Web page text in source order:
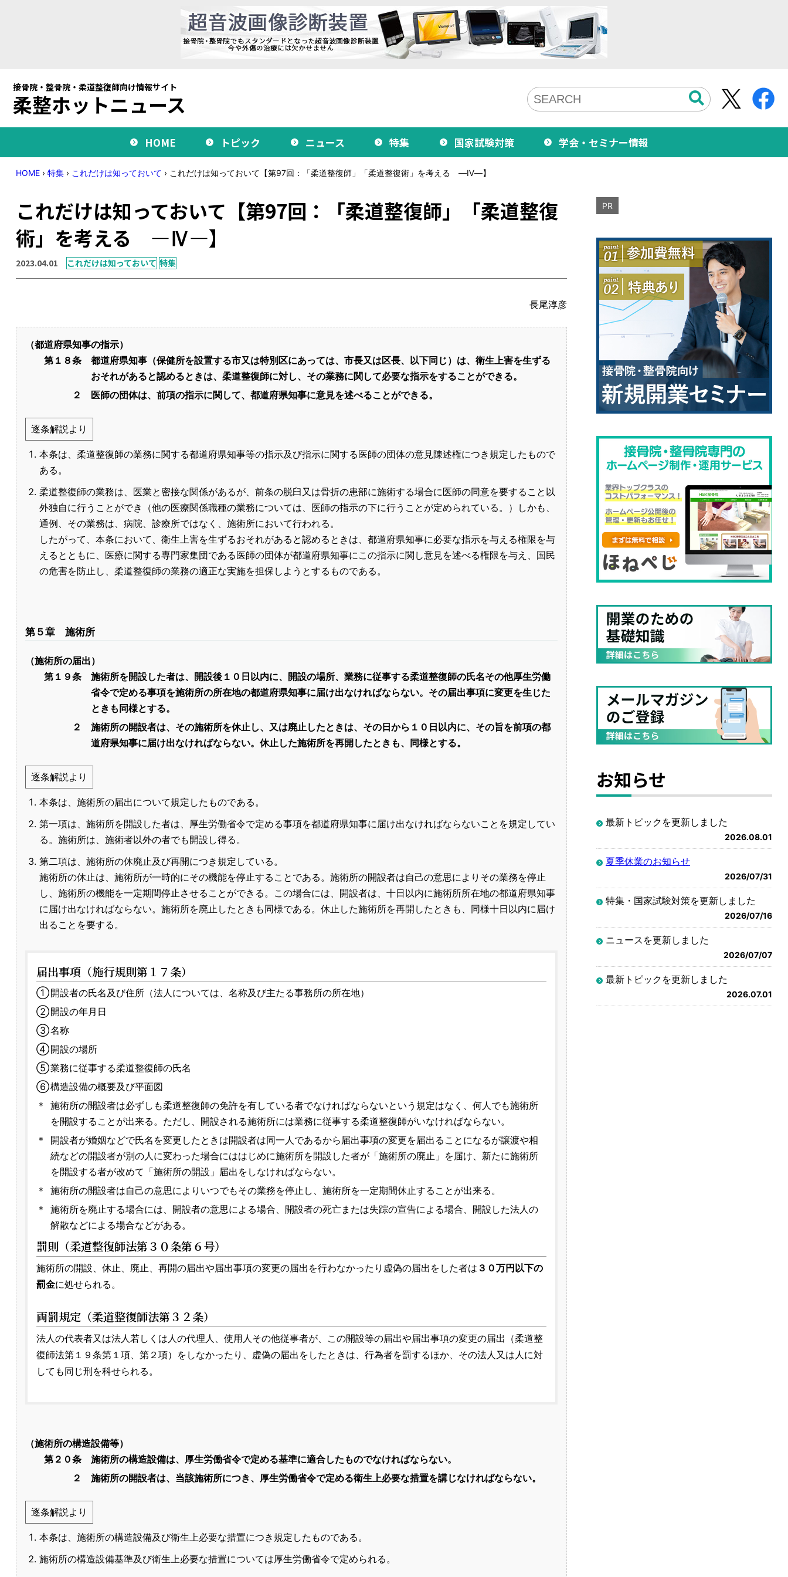
接骨院・整骨院・柔道整復師向け情報サイト
柔整ホットニュース
HOME トピック ニュース 特集 国家試験対策 学会・セミナー情報
HOME › 特集 › これだけは知っておいて › これだけは知っておいて【第97回：「柔道整復師」「柔道整復術」を考える ―Ⅳ―】
これだけは知っておいて【第97回：「柔道整復師」「柔道整復
術」を考える ―Ⅳ―】
2023.04.01 これだけは知っておいて 特集
長尾淳彦
（都道府県知事の指示）
第１８条
都道府県知事（保健所を設置する市又は特別区にあっては、市長又は区長、以下同じ）は、衛生上害を生ずる
おそれがあると認めるときは、柔道整復師に対し、その業務に関して必要な指示をすることができる。
２
医師の団体は、前項の指示に関して、都道府県知事に意見を述べることができる。
逐条解説より
本条は、柔道整復師の業務に関する都道府県知事等の指示及び指示に関する医師の団体の意見陳述権につき規定したもので
ある。
柔道整復師の業務は、医業と密接な関係があるが、前条の脱臼又は骨折の患部に施術する場合に医師の同意を要すること以
外独自に行うことができ（他の医療関係職種の業務については、医師の指示の下に行うことが定められている。）しかも、
通例、その業務は、病院、診療所ではなく、施術所において行われる。
したがって、本条において、衛生上害を生ずるおそれがあると認めるときは、都道府県知事に必要な指示を与える権限を与
えるとともに、医療に関する専門家集団である医師の団体が都道府県知事にこの指示に関し意見を述べる権限を与え、国民
の危害を防止し、柔道整復師の業務の適正な実施を担保しようとするものである。
第５章 施術所
（施術所の届出）
第１９条
施術所を開設した者は、開設後１０日以内に、開設の場所、業務に従事する柔道整復師の氏名その他厚生労働
省令で定める事項を施術所の所在地の都道府県知事に届け出なければならない。その届出事項に変更を生じた
ときも同様とする。
２
施術所の開設者は、その施術所を休止し、又は廃止したときは、その日から１０日以内に、その旨を前項の都
道府県知事に届け出なければならない。休止した施術所を再開したときも、同様とする。
逐条解説より
本条は、施術所の届出について規定したものである。
第一項は、施術所を開設した者は、厚生労働省令で定める事項を都道府県知事に届け出なければならないことを規定してい
る。施術所は、施術者以外の者でも開設し得る。
第二項は、施術所の休廃止及び再開につき規定している。
施術所の休止は、施術所が一時的にその機能を停止することである。施術所の開設者は自己の意思によりその業務を停止
し、施術所の機能を一定期間停止させることができる。この場合には、開設者は、十日以内に施術所所在地の都道府県知事
に届け出なければならない。施術所を廃止したときも同様である。休止した施術所を再開したときも、同様十日以内に届け
出ることを要する。
届出事項（施行規則第１７条）
①開設者の氏名及び住所（法人については、名称及び主たる事務所の所在地）
②開設の年月日
③名称
④開設の場所
⑤業務に従事する柔道整復師の氏名
⑥構造設備の概要及び平面図
＊
施術所の開設者は必ずしも柔道整復師の免許を有している者でなければならないという規定はなく、何人でも施術所
を開設することが出来る。ただし、開設される施術所には業務に従事する柔道整復師がいなければならない。
＊
開設者が婚姻などで氏名を変更したときは開設者は同一人であるから届出事項の変更を届出ることになるが譲渡や相
続などの開設者が別の人に変わった場合にははじめに施術所を開設した者が「施術所の廃止」を届け、新たに施術所
を開設する者が改めて「施術所の開設」届出をしなければならない。
＊
施術所の開設者は自己の意思によりいつでもその業務を停止し、施術所を一定期間休止することが出来る。
＊
施術所を廃止する場合には、開設者の意思による場合、開設者の死亡または失踪の宣告による場合、開設した法人の
解散などによる場合などがある。
罰則（柔道整復師法第３０条第６号）
施術所の開設、休止、廃止、再開の届出や届出事項の変更の届出を行わなかったり虚偽の届出をした者は ３０万円以下の
罰金に処せられる。
両罰規定（柔道整復師法第３２条）
法人の代表者又は法人若しくは人の代理人、使用人その他従事者が、この開設等の届出や届出事項の変更の届出（柔道整
復師法第１９条第１項、第２項）をしなかったり、虚偽の届出をしたときは、行為者を罰するほか、その法人又は人に対
しても同じ刑を科せられる。
（施術所の構造設備等）
第２０条
施術所の構造設備は、厚生労働省令で定める基準に適合したものでなければならない。
２
施術所の開設者は、当該施術所につき、厚生労働省令で定める衛生上必要な措置を講じなければならない。
逐条解説より
本条は、施術所の構造設備及び衛生上必要な措置につき規定したものである。
施術所の構造設備基準及び衛生上必要な措置については厚生労働省令で定められる。
PR
お知らせ
最新トピックを更新しました
2026.08.01
夏季休業のお知らせ
2026/07/31
特集・国家試験対策を更新しました
2026/07/16
ニュースを更新しました
2026/07/07
最新トピックを更新しました
2026.07.01